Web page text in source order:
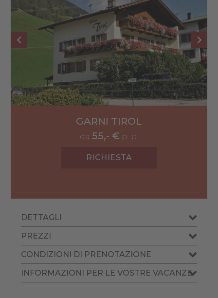
GARNI TIROL
da 55,- € p. p.
RICHIESTA
DETTAGLI
PREZZI
CONDIZIONI DI PRENOTAZIONE
INFORMAZIONI PER LE VOSTRE VACANZE